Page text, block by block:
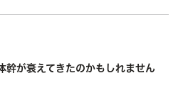
が衰えてきたのかもしれません